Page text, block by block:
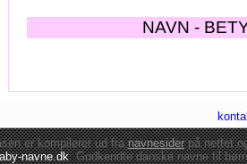
NAVN -
er kompileret ud franavnesiderpå nettet
navne.dk: Godkendte danskenavne til børn